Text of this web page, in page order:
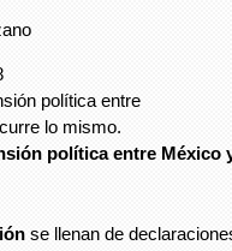
política entre
lo mismo.
política entre México
se llenan de